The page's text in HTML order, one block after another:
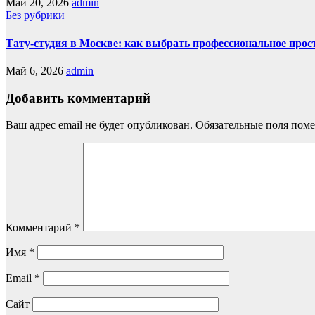
Май 20, 2026 admin
Без рубрики
Тату-студия в Москве: как выбрать профессиональное
Май 6, 2026 admin
Добавить комментарий
Ваш адрес email не будет опубликован. Обязательные поля
Комментарий *
Имя *
Email *
Сайт